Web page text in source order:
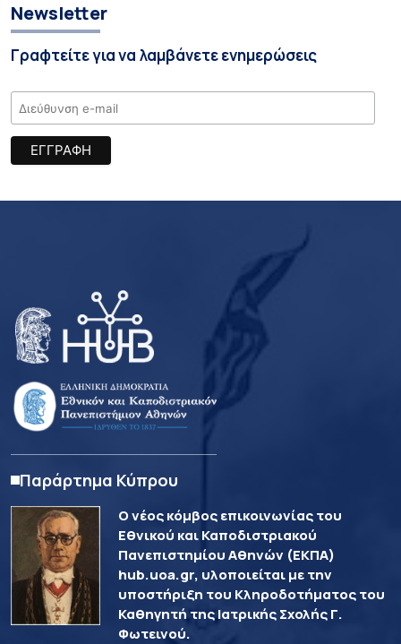
Newsletter
Γραφτείτε για να λαμβάνετε ενημερώσεις
Παράρτημα Κύπρου
Ο νέος κόμβος επικοινωνίας του
Εθνικού και Καποδιστριακού
Πανεπιστημίου Αθηνών (ΕΚΠΑ)
hub.uoa.gr, υλοποιείται με την
υποστήριξη του Κληροδοτήματος του
Καθηγητή της Ιατρικής Σχολής Γ.
Φωτεινού.